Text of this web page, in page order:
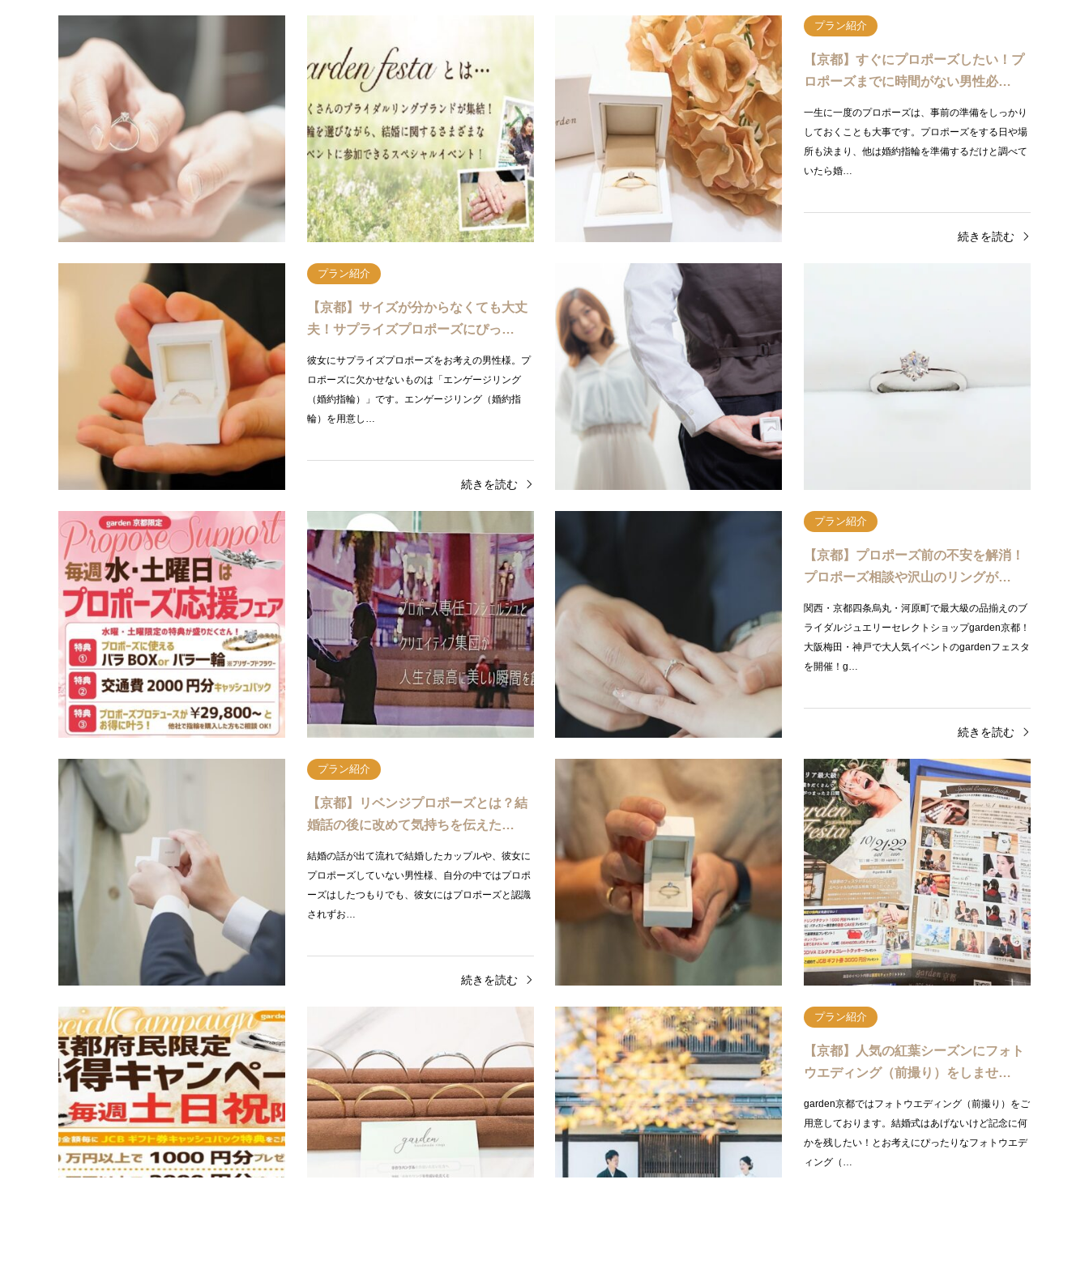
【京都】garden京都で指輪を購入して
いない方でもご利用できる…
いざ、プロポーズをしようと決心したものの、いつ
頃からどんな準備をしたらよいのかわからないとい
う人は多いのではないでしょうか。婚約指輪は用意
するべき…
続きを読む
【京都】ご予約はお早めに！10月19
日・20日gardenフェス…
garden京都フェスタまであと2日です。関西・京都
四条烏丸・河原町で最大級の品揃えのブライダルジ
ュエリーセレクトショップgarden京都で、大人気イ
ベントのga…
プラン紹介
【京都】すぐにプロポーズしたい！プ
ロポーズまでに時間がない男性必…
一生に一度のプロポーズは、事前の準備をしっかり
しておくことも大事です。プロポーズをする日や場
所も決まり、他は婚約指輪を準備するだけと調べて
いたら婚…
続きを読む
プラン紹介
【京都】サイズが分からなくても大丈
夫！サプライズプロポーズにぴっ…
彼女にサプライズプロポーズをお考えの男性様。プ
ロポーズに欠かせないものは「エンゲージリング
（婚約指輪）」です。エンゲージリング（婚約指
輪）を用意し…
続きを読む
プロポーズをお考えの男性様必見です。プロポーズ
と言えば婚約指輪の準備をお考えの方も多いのでは
ないでしょうか？ですが、彼女の指のサイズが分か
プラン紹介
【京都】プロポーズをリベンジしたい
方におすすめなプロの専門による…
京都在住の男性様。自分の中ではプロポーズはした
つもりでも、彼女にはプロポーズと認識されずお悩
みの男性様。リベンジプロポーズという言葉はご存
知でしょ…
【京都】プロポーズを再挑戦したい方
におすすめなプロポーズプランの…
自分の中ではプロポーズはしたつもりでも、彼女に
はプロポーズと認識されずお悩みの男性様。リベン
ジプロポーズという言葉はご存知でしょうか。その
名の通り…
プラン紹介
【京都】プロポーズ前の不安を解消！
プロポーズ相談や沢山のリングが…
関西・京都四条烏丸・河原町で最大級の品揃えのブ
ライダルジュエリーセレクトショップgarden京都！
大阪梅田・神戸で大人気イベントのgardenフェスタ
を開催！g…
続きを読む
プラン紹介
【京都】リベンジプロポーズとは？結
婚話の後に改めて気持ちを伝えた…
結婚の話が出て流れで結婚したカップルや、彼女に
プロポーズしていない男性様、自分の中ではプロポ
ーズはしたつもりでも、彼女にはプロポーズと認識
されずお…
続きを読む
プラン紹介
【京都】世界に一つだけの手作り婚約
指輪でプロポーズしませんか？
京都でプロポーズをお考えの男性様。プロポーズに
向けて婚約指輪を用意させる方も多いと思います。
婚約指輪というと既製品のイメージがあると思いま
すが、手…
続きを読む
【京都】京都府在住の方限定！得々キ
ャンペーン毎週土曜日・日曜日・…
京都で婚約指輪・結婚指輪をお探しの皆さま。婚約
指輪・結婚指輪は、毎日使うものなので購入して終
わりでなく、メンテナンスも大切です。指輪の受取
プラン紹介
【京都】京都観光で雨の日でも安心！
ブライダル専門店で楽しめる手作…
京都に旅行や遊びにきたけど雨で予定が変更になり
何をしようか悩んでいる皆さま。そんな時は雨の日
でも楽しめるバングル作り体験をしてみませんか？
プラン紹介
【京都】人気の紅葉シーズンにフォト
ウエディング（前撮り）をしませ…
garden京都ではフォトウエディング（前撮り）をご
用意しております。結婚式はあげないけど記念に何
かを残したい！とお考えにぴったりなフォトウエデ
ィング（…